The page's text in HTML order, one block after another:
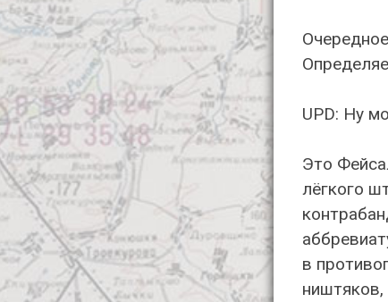
UPD: Ну
Это
лёгкого
в
ништяков,